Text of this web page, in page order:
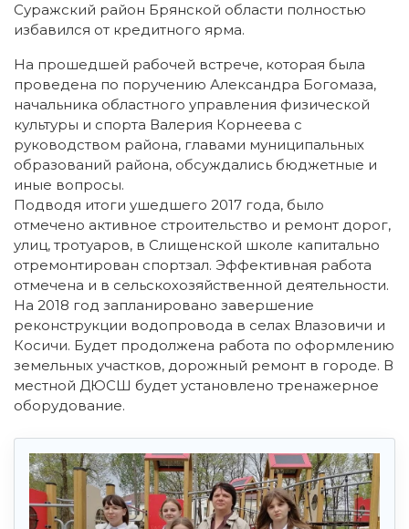
Суражский район Брянской области полностью
избавился от кредитного ярма.
На прошедшей рабочей встрече, которая была
проведена по поручению Александра Богомаза,
начальника областного управления физической
культуры и спорта Валерия Корнеева с
руководством района, главами муниципальных
образований района, обсуждались бюджетные и
иные вопросы.
Подводя итоги ушедшего 2017 года, было
отмечено активное строительство и ремонт дорог,
улиц, тротуаров, в Слищенской школе капитально
отремонтирован спортзал. Эффективная работа
отмечена и в сельскохозяйственной деятельности.
На 2018 год запланировано завершение
реконструкции водопровода в селах Влазовичи и
Косичи. Будет продолжена работа по оформлению
земельных участков, дорожный ремонт в городе. В
местной ДЮСШ будет установлено тренажерное
оборудование.